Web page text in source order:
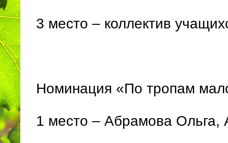
3 место – коллектив
Номинация «По тропам
1 место – Абрамова